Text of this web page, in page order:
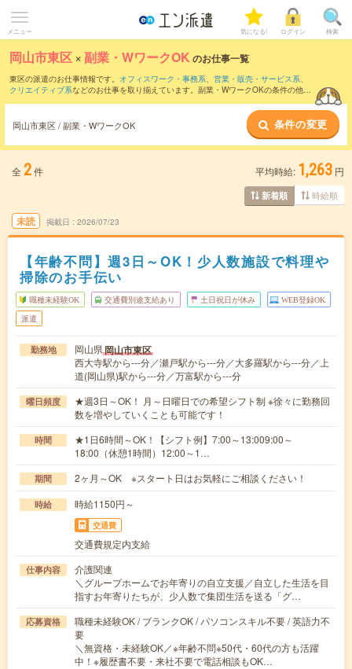
メニュー 気になる! ログイン 検索
岡山市東区 ×副業・WワークOK のお仕事一覧
東区の派遣のお仕事情報です。 オフィスワーク・事務系、 営業・販売・サービス系、
クリエイティブ系などのお仕事を取り揃えています。副業・WワークOKの条件の他
岡山市東区 / 副業・WワークOK 条件の変更
全 2件 平均時給: 1,263 円
新着順 時給順
未読 掲載日 2026/07/23
【年齢不問】週3日～OK！少人数施設で料理や
掃除のお手伝い
職種未経験OK 交通費別途支給あり 土日祝日が休み WEB登録OK
派遣
勤務地 岡山県岡山市東区
西大寺駅から---分／瀬戸駅から---分／大多羅駅から---分／上
道(岡山県)駅から---分／万富駅から---分
曜日頻度
★週3日～OK！ 月～日曜日での希望シフト制 ※徐々に勤務回
数を増やしていくことも可能です！
時間
★1日6時間～OK！【シフト例】7:00～13:009:00～
18:00（休憩1時間）12:00～1…
期間 2ヶ月～OK ※スタート日はお気軽にご相談ください！
時給 時給1150円～
交通費
交通費規定内支給
仕事内容
介護関連
＼グループホームでお年寄りの自立支援／自立した生活を目
指すお年寄りたちが、少人数で集団生活を送る「グ…
応募資格
職種未経験OK / ブランクOK / パソコンスキル不要 / 英語力不
要
＼無資格・未経験OK／※年齢不問※50代・60代の方も活躍
中！※履歴書不要・来社不要で電話相談もOK…